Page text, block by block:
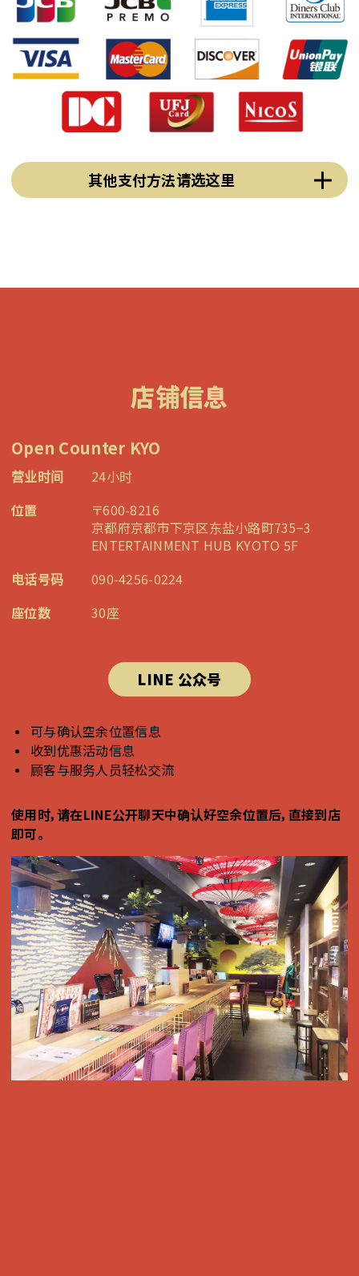
其他支付方法请选这里
店铺信息
Open Counter KYO
营业时间
24小时
位置
〒600-8216
京都府京都市下京区东盐小路町735−3
ENTERTAINMENT HUB KYOTO 5F
电话号码
090-4256-0224
座位数
30座
LINE 公众号
可与确认空余位置信息
收到优惠活动信息
顾客与服务人员轻松交流
使用时，请在LINE公开聊天中确认好空余位置后，直接到店
即可。